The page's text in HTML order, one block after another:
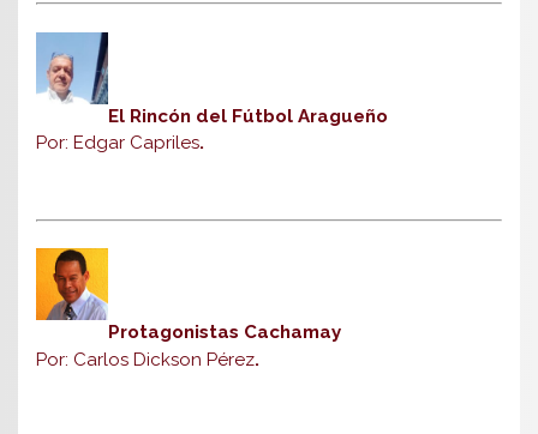
El Rincón del Fútbol Aragueño
Por: Edgar Capriles.
Protagonistas Cachamay
Por: Carlos Dickson Pérez.